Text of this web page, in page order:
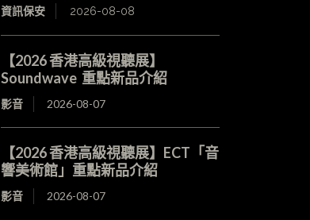
資訊保安 2026-08-08
【2026 香港高級視聽展】
Soundwave 重點新品介紹
影音 2026-08-07
【2026 香港高級視聽展】ECT「音
響美術館」重點新品介紹
影音 2026-08-07